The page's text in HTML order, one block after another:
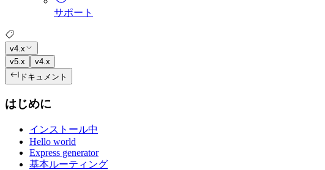
サポート
v4.x
v5.x
v4.x
ドキュメント
はじめに
インストール中
Hello world
Express generator
基本ルーティング